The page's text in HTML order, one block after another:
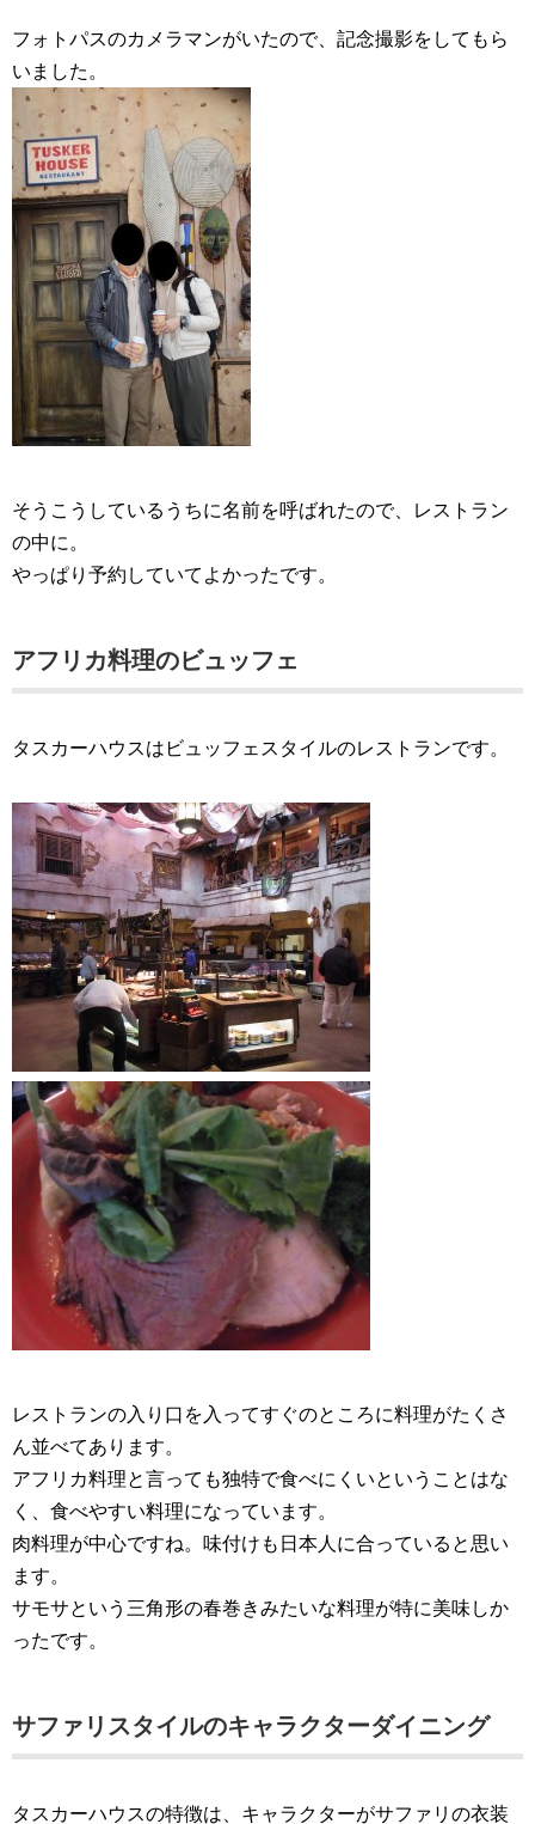
フォトパスのカメラマンがいたので、記念撮影をしてもら
いました。
そうこうしているうちに名前を呼ばれたので、レストラン
の中に。
やっぱり予約していてよかったです。
アフリカ料理のビュッフェ
タスカーハウスはビュッフェスタイルのレストランです。
レストランの入り口を入ってすぐのところに料理がたくさ
ん並べてあります。
アフリカ料理と言っても独特で食べにくいということはな
く、食べやすい料理になっています。
肉料理が中心ですね。味付けも日本人に合っていると思い
ます。
サモサという三角形の春巻きみたいな料理が特に美味しか
ったです。
サファリスタイルのキャラクターダイニング
タスカーハウスの特徴は、キャラクターがサファリの衣装